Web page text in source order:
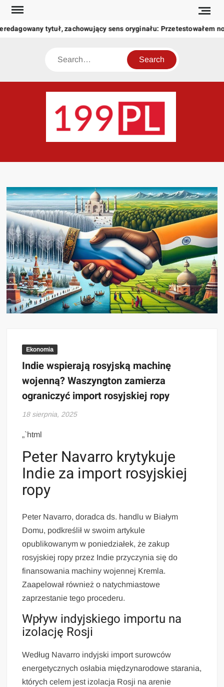
Skip
content
tytuł, zachowujący sens oryginału: Przetestowałem
Search
świat
Ekonomia
Indie wspierają rosyjską machinę
wojenną? Waszyngton zamierza
ograniczyć import rosyjskiej ropy
18 sierpnia, 2025
„`html
Peter Navarro krytykuje
Indie za import rosyjskiej
ropy
Peter Navarro, doradca ds. handlu w Białym
Domu, podkreślił w swoim artykule
opublikowanym w poniedziałek, że zakup
rosyjskiej ropy przez Indie przyczynia się do
finansowania machiny wojennej Kremla.
Zaapelował również o natychmiastowe
zaprzestanie tego procederu.
Wpływ indyjskiego importu na
izolację Rosji
Według Navarro indyjski import surowców
energetycznych osłabia międzynarodowe starania,
których celem jest izolacja Rosji na arenie